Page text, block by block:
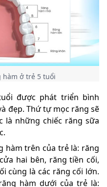
hàm ở trẻ 5 tuổi
được phát triển bình
đẹp. Thứ tự mọc răng sẽ
những chiếc răng sữa
hàm trên của trẻ là: răng
hai bên, răng tiền cối,
cùng là các răng cối lớn.
hàm dưới của trẻ là: